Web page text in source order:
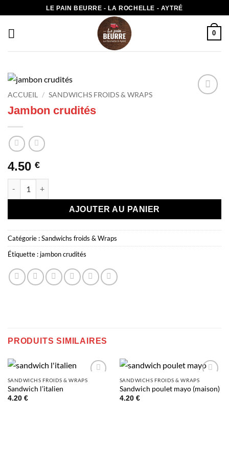
au
contenu
LE PAIN BEURRE - LA ROCHELLE - AYTRÉ
0
ACCUEIL / SANDWICHS FROIDS & WRAPS
Jambon crudités
4.50 €
AJOUTER AU PANIER
Catégorie :Sandwichs froids & Wraps
Étiquette : jambon crudités
PRODUITS SIMILAIRES
Add to
SANDWICHS FROIDS & WRAPS
Sandwich l’italien
4.20 €
Add to
wishlist
SANDWICHS FROIDS & WRAPS
Sandwich poulet mayo (maison)
4.20 €